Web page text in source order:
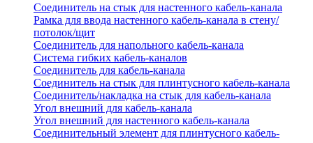
Соединитель на стык для настенного кабель-канала
Рамка для ввода настенного кабель-канала в стену/
потолок/щит
Соединитель для напольного кабель-канала
Система гибких кабель-каналов
Соединитель для кабель-канала
Соединитель на стык для плинтусного кабель-канала
Соединитель/накладка на стык для кабель-канала
Угол внешний для кабель-канала
Угол внешний для настенного кабель-канала
Соединительный элемент для плинтусного кабель-